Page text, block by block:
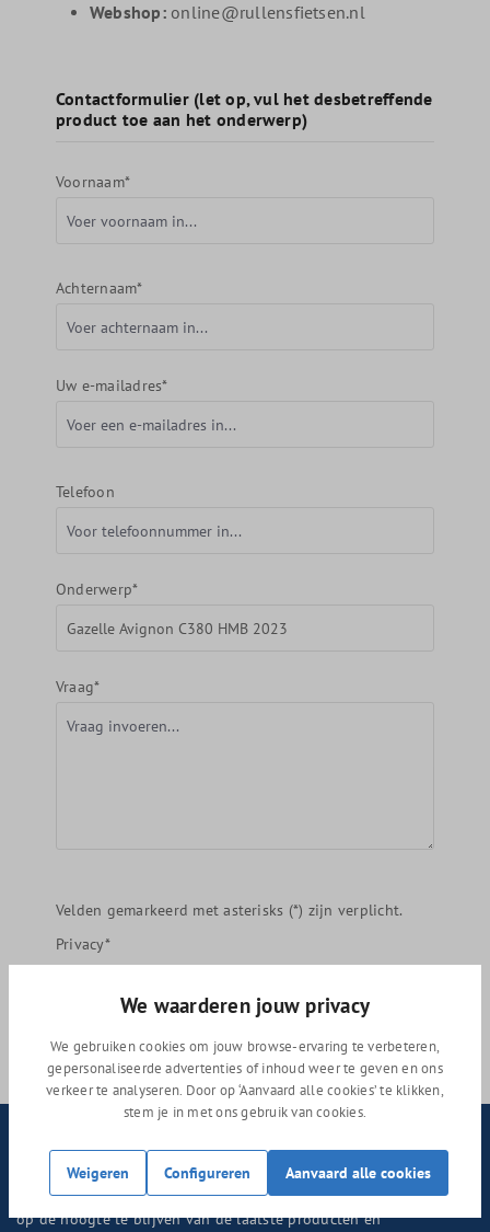
Webshop: online@rullensfietsen.nl
Contactformulier (let op, vul het desbetreffende
product toe aan het onderwerp)
Voornaam*
Achternaam*
Uw e-mailadres*
Telefoon
Onderwerp*
Vraag*
Velden gemarkeerd met asterisks (*) zijn verplicht.
Privacy*
gegevensbeschermingsinformatie hebt
gelezen en ermee akkoord gaat
Verzenden
Nieuwsbrief
Abonneer nu op onze regelmatig verschijnende nieuwsbrief om
op de hoogte te blijven van de laatste producten en
We waarderen jouw privacy
We gebruiken cookies om jouw browse-ervaring te verbeteren,
gepersonaliseerde advertenties of inhoud weer te geven en ons
verkeer te analyseren. Door op ‘Aanvaard alle cookies’ te klikken,
stem je in met ons gebruik van cookies.
Weigeren Configureren Aanvaard alle cookies